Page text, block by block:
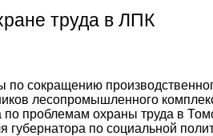
труда в ЛПК
сокращению
лесопромышленного
по проблемам охраны труда в
губернатора по социальной